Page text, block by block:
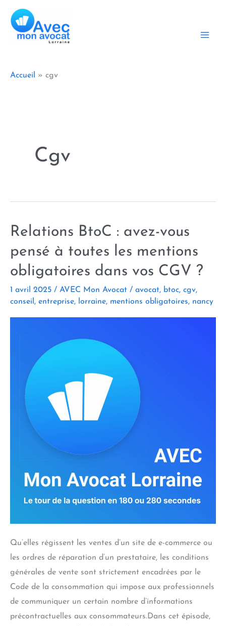
contenu
Accueil cgv
Cgv
Relations BtoC : avez-vous
pensé à toutes les mentions
obligatoires dans vos CGV ?
1 avril 2025 / AVEC Mon Avocat / avocat, btoc, cgv,
conseil , entreprise, lorraine, mentions obligatoires, nancy
Qu’elles régissent les ventes d’un site de e-commerce ou
les ordres de réparation d’un prestataire, les conditions
générales de vente sont strictement encadrées par le
Code de la consommation qui impose aux professionnels
de communiquer un certain nombre d’informations
précontractuelles aux consommateurs.Dans cet épisode,